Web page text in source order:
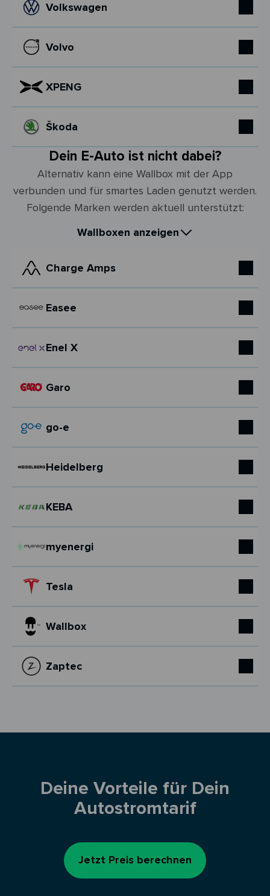
Volkswagen
Volvo
XPENG
Škoda
Dein E-Auto ist nicht dabei?
Alternativ kann eine Wallbox mit der App
verbunden und für smartes Laden genutzt werden.
Folgende Marken werden aktuell unterstützt:
Wallboxen anzeigen
Charge Amps
Easee
Enel X
Garo
go-e
Heidelberg
KEBA
myenergi
Tesla
Wallbox
Zaptec
Deine Vorteile für Dein
Autostromtarif
Jetzt Preis berechnen